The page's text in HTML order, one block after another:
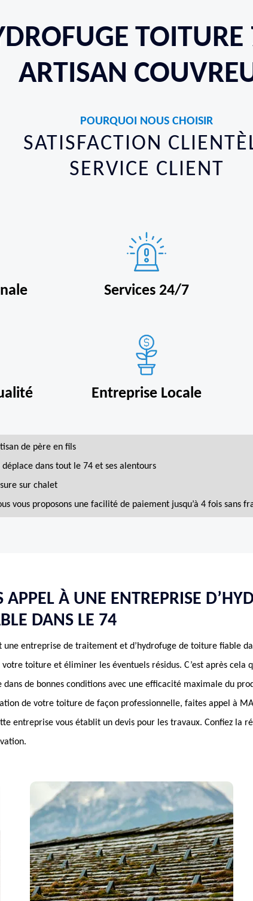
ARTISAN
POURQUOI NOUS CHOISIR
SATISFACTION
SERVICE CLIENT
Services 24/7
Entreprise Locale
de père en fils
déplace dans tout le 74 et ses alentours
sur chalet
vous proposons une facilité de paiement jusqu’à 4 fois sans
APPEL À UNE ENTREPRISE
DANS LE 74
une entreprise de traitement et d’hydrofuge de toiture fiable
toiture et éliminer les éventuels résidus. C’est après cela
de bonnes conditions avec une efficacité maximale du
de votre toiture de façon professionnelle, faites appel à
entreprise vous établit un devis pour les travaux. Confiez la